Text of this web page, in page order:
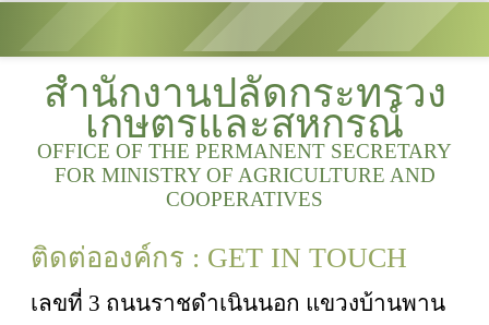
สำนักงานปลัดกระทรวง
เกษตรและสหกรณ์
OFFICE OF THE PERMANENT SECRETARY
FOR MINISTRY OF AGRICULTURE AND
COOPERATIVES
ติดต่อองค์กร : GET IN TOUCH
เลขที่ 3 ถนนราชดำเนินนอก แขวงบ้านพาน